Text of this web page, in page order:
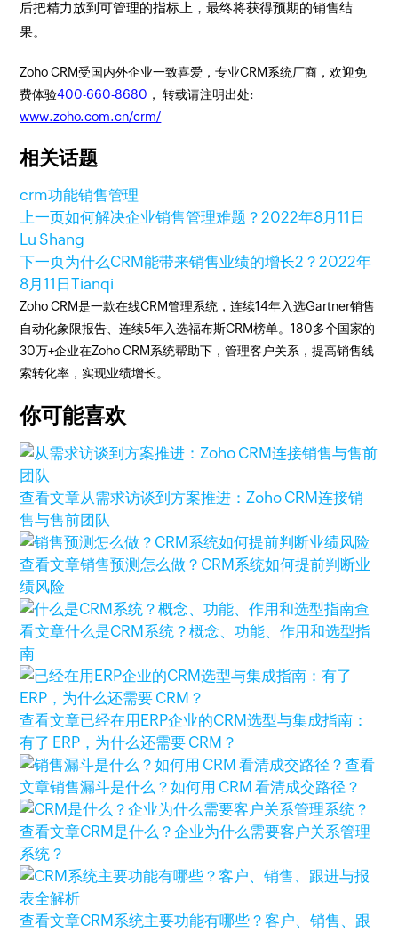
后把精力放到可管理的指标上，最终将获得预期的销售结
果。
Zoho CRM受国内外企业一致喜爱，专业CRM系统厂商，欢迎免
费体验400-660-8680 ， 转载请注明出处:
www.zoho.com.cn/crm/
相关话题
crm功能销售管理
上一页如何解决企业销售管理难题？2022年8月11日
Lu Shang
下一页为什么CRM能带来销售业绩的增长2？2022年
8月11日Tianqi
Zoho CRM是一款在线CRM管理系统，连续14年入选Gartner销售
自动化象限报告、连续5年入选福布斯CRM榜单。180多个国家的
30万+企业在Zoho CRM系统帮助下，管理客户关系，提高销售线
索转化率，实现业绩增长。
你可能喜欢
查看文章从需求访谈到方案推进：Zoho CRM连接销
售与售前团队
查看文章销售预测怎么做？CRM系统如何提前判断业
绩风险
查
看文章什么是CRM系统？概念、功能、作用和选型指
南
查看文章已经在用ERP企业的CRM选型与集成指南：
有了 ERP，为什么还需要 CRM？
查看
文章销售漏斗是什么？如何用 CRM 看清成交路径？
查看文章CRM是什么？企业为什么需要客户关系管理
系统？
查看文章CRM系统主要功能有哪些？客户、销售、跟